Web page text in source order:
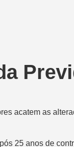
acatem as
25 anos de